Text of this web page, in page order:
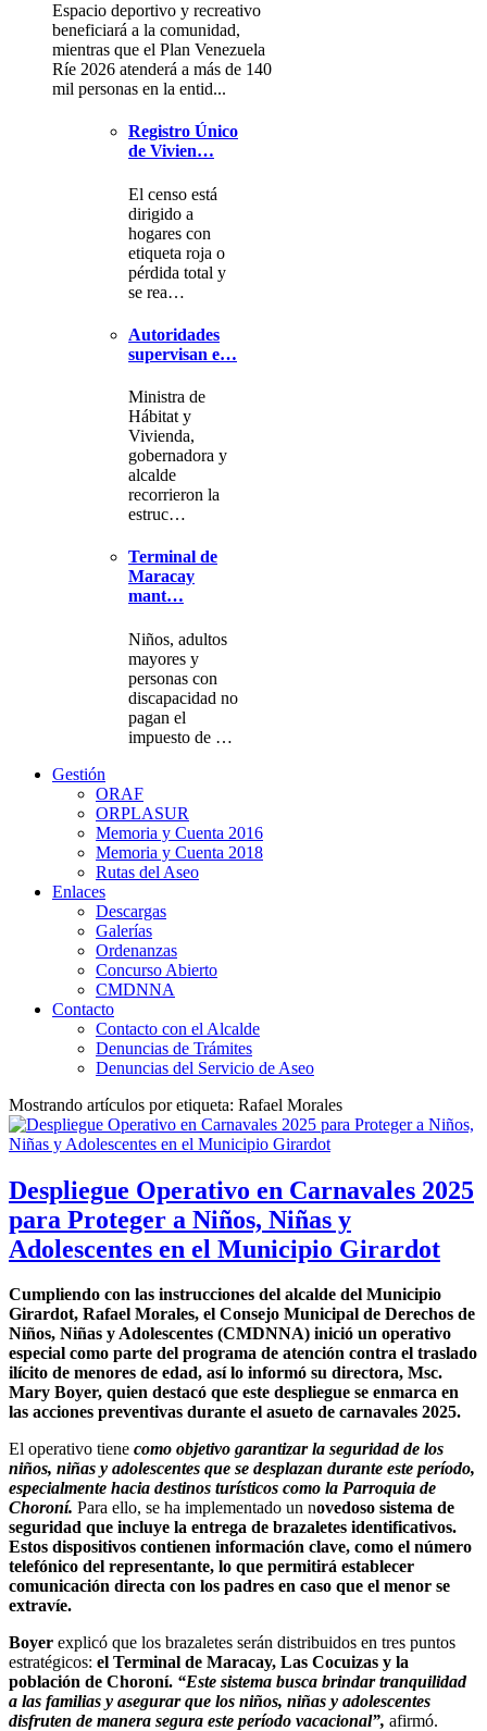
Espacio deportivo y recreativo
beneficiará a la comunidad,
mientras que el Plan Venezuela
Ríe 2026 atenderá a más de 140
mil personas en la entid...
Registro Único
de Vivien…
El censo está
dirigido a
hogares con
etiqueta roja o
pérdida total y
se rea…
Autoridades
supervisan e…
Ministra de
Hábitat y
Vivienda,
gobernadora y
alcalde
recorrieron la
estruc…
Terminal de
Maracay
mant…
Niños, adultos
mayores y
personas con
discapacidad no
pagan el
impuesto de …
Gestión
ORAF
ORPLASUR
Memoria y Cuenta 2016
Memoria y Cuenta 2018
Rutas del Aseo
Enlaces
Descargas
Galerías
Ordenanzas
Concurso Abierto
CMDNNA
Contacto
Contacto con el Alcalde
Denuncias de Trámites
Denuncias del Servicio de Aseo
Mostrando artículos por etiqueta: Rafael Morales
Despliegue Operativo en Carnavales 2025
para Proteger a Niños, Niñas y
Adolescentes en el Municipio Girardot
Cumpliendo con las instrucciones del alcalde del Municipio
Girardot, Rafael Morales, el Consejo Municipal de Derechos de
Niños, Niñas y Adolescentes (CMDNNA) inició un operativo
especial como parte del programa de atención contra el traslado
ilícito de menores de edad, así lo informó su directora, Msc.
Mary Boyer, quien destacó que este despliegue se enmarca en
las acciones preventivas durante el asueto de carnavales 2025.
El operativo tiene como objetivo garantizar la seguridad de los
niños, niñas y adolescentes que se desplazan durante este período,
especialmente hacia destinos turísticos como la Parroquia de
Choroní. Para ello, se ha implementado un novedoso sistema de
seguridad que incluye la entrega de brazaletes identificativos.
Estos dispositivos contienen información clave, como el número
telefónico del representante, lo que permitirá establecer
comunicación directa con los padres en caso que el menor se
extravíe.
Boyer explicó que los brazaletes serán distribuidos en tres puntos
estratégicos: el Terminal de Maracay, Las Cocuizas y la
población de Choroní. “Este sistema busca brindar tranquilidad
a las familias y asegurar que los niños, niñas y adolescentes
disfruten de manera segura este período vacacional”, afirmó.